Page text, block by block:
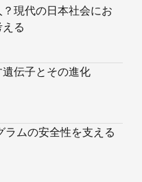
現代の日本社会にお
る
伝子とその進化
ラムの安全性を支える